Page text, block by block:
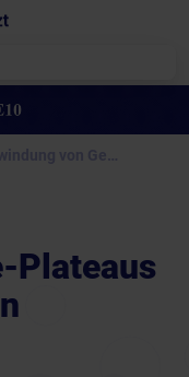
Plateaus